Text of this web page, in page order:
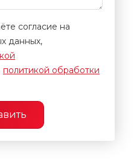
согласие на
данных,
политикой обработки